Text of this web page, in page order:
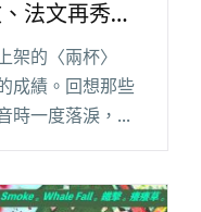
法文再秀西
架的〈兩杯〉
成績。回想那些
時一度落淚，所
也沒關係，歌曲
文